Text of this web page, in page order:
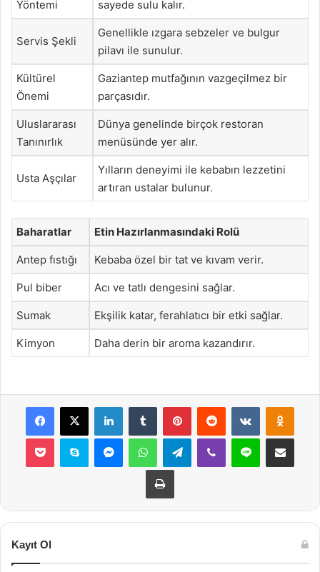
Yöntemi
sayede sulu kalır.
Servis Şekli
Genellikle ızgara sebzeler ve bulgur
pilavı ile sunulur.
Kültürel
Önemi
Gaziantep mutfağının vazgeçilmez bir
parçasıdır.
Uluslararası
Tanınırlık
Dünya genelinde birçok restoran
menüsünde yer alır.
Usta Aşçılar
Yılların deneyimi ile kebabın lezzetini
artıran ustalar bulunur.
Baharatlar Etin Hazırlanmasındaki Rolü
Antep fıstığı Kebaba özel bir tat ve kıvam verir.
Pul biber Acı ve tatlı dengesini sağlar.
Sumak Ekşilik katar, ferahlatıcı bir etki sağlar.
Kimyon Daha derin bir aroma kazandırır.
Facebook
X LinkedInTumblr PinterestReddit VKontakte
Pocket Skype MessengerWhatsAppTelegramViber Line E-Posta ile
Yazdır
Kayıt Ol